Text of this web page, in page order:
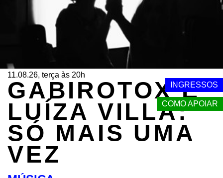
INGRESSOS
COMO APOIAR
11.08.26, terça às 20h
GABIROTOX E
LUÍZA VILLA:
SÓ MAIS UMA
VEZ